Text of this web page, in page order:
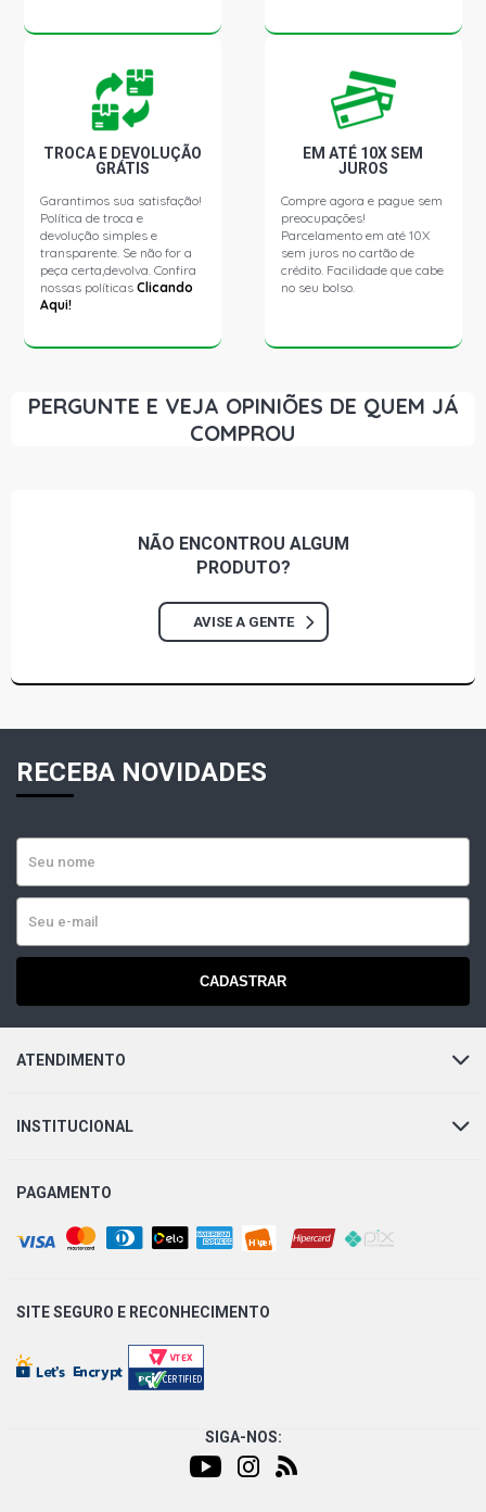
TROCA E DEVOLUÇÃO
GRÁTIS
Garantimos sua satisfação!
Política de troca e
devolução simples e
transparente. Se não for a
peça certa,devolva. Confira
nossas políticasClicando
Aqui!
EM ATÉ 10X SEM
JUROS
Compre agora e pague sem
preocupações!
Parcelamento em até 10X
sem juros no cartão de
crédito. Facilidade que cabe
no seu bolso.
PERGUNTE E VEJA OPINIÕES DE QUEM JÁ
COMPROU
NÃO ENCONTROU ALGUM
PRODUTO?
AVISE A GENTE
RECEBA NOVIDADES
CADASTRAR
ATENDIMENTO
INSTITUCIONAL
PAGAMENTO
SITE SEGURO E RECONHECIMENTO
SIGA-NOS: